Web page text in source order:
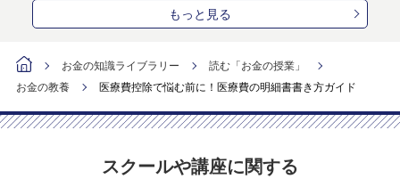
もっと見る
お金の知識ライブラリー
読む「お金の授業」
お金の教養
医療費控除で悩む前に！医療費の明細書書き方ガイド
スクールや講座に関する